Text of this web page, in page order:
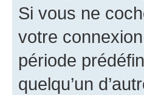
Si vous ne
votre
période
quelqu’un